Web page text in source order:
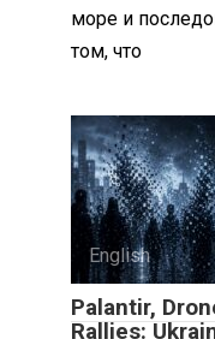
море и
том, что
English
Palantir,
Rallies: